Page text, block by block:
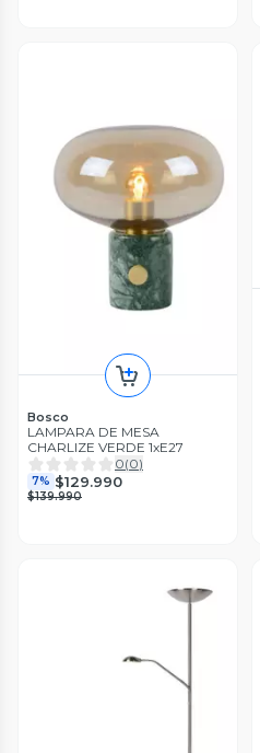
Bosco
LAMPARA DE MESA
CHARLIZE VERDE 1xE27
0(0)
7% $129.990
$139.990